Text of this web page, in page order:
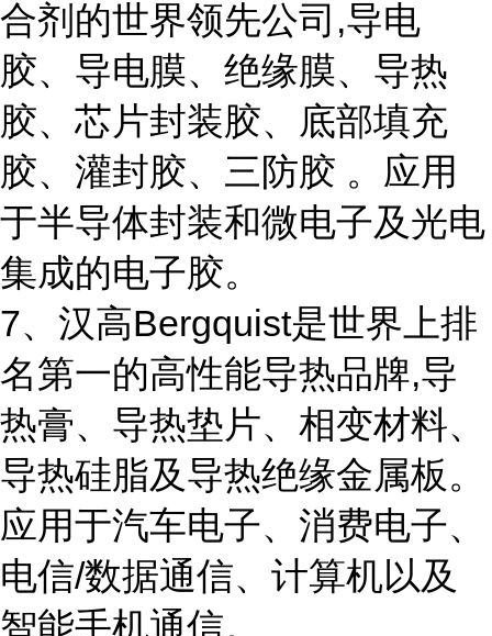
合剂的世界领先公司,导电
胶、导电膜、绝缘膜、导热
胶、芯片封装胶、底部填充
胶、灌封胶、三防胶 。应用
于半导体封装和微电子及光电
集成的电子胶。
7、汉高Bergquist是世界上排
名第一的高性能导热品牌,导
热膏、导热垫片、相变材料、
导热硅脂及导热绝缘金属板。
应用于汽车电子、消费电子、
电信/数据通信、计算机以及
智能手机通信。